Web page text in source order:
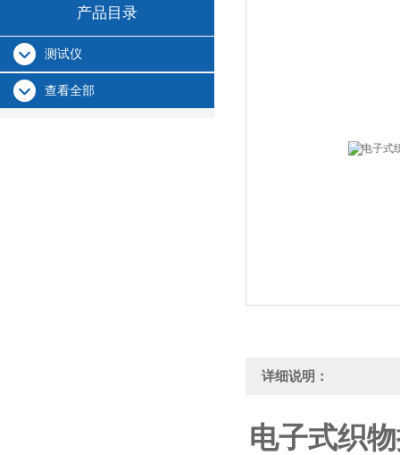
产品目录
测试仪
查看全部
详细说明：
电子式织